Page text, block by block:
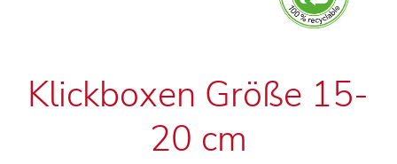
Klickboxen Größe 15-
20 cm